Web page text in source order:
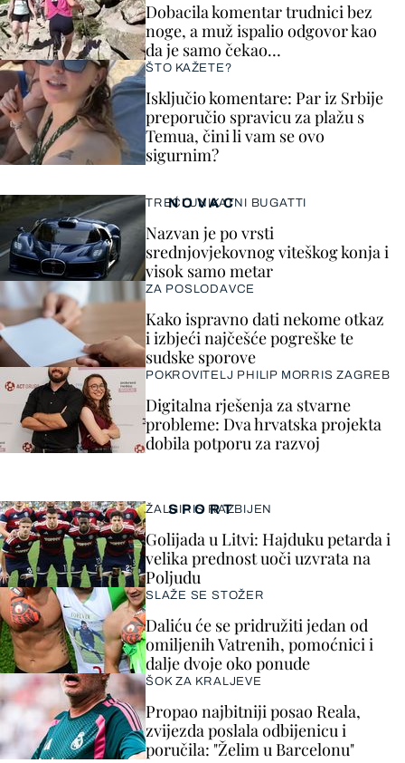
Dobacila komentar trudnici bez
noge, a muž ispalio odgovor kao
da je samo čekao…
ŠTO KAŽETE?
Isključio komentare: Par iz Srbije
preporučio spravicu za plažu s
Temua, čini li vam se ovo
sigurnim?
SPORT
ŽALGIRIS RAZBIJEN
Golijada u Litvi: Hajduku petarda i
velika prednost uoči uzvrata na
Poljudu
SLAŽE SE STOŽER
Daliću će se pridružiti jedan od
omiljenih Vatrenih, pomoćnici i
dalje dvoje oko ponude
ŠOK ZA KRALJEVE
Propao najbitniji posao Reala,
zvijezda poslala odbijenicu i
poručila: "Želim u Barcelonu"
NOVAC
TREĆI UNIKATNI BUGATTI
Nazvan je po vrsti
srednjovjekovnog viteškog konja i
visok samo metar
ZA POSLODAVCE
Kako ispravno dati nekome otkaz
i izbjeći najčešće pogreške te
sudske sporove
POKROVITELJ PHILIP MORRIS ZAGREB
Digitalna rješenja za stvarne
probleme: Dva hrvatska projekta
dobila potporu za razvoj